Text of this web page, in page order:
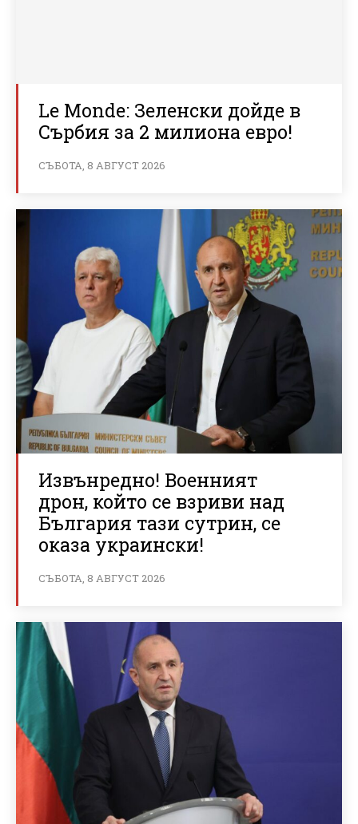
Le Monde: Зеленски дойде в
Сърбия за 2 милиона евро!
СЪБОТА, 8 АВГУСТ 2026
Извънредно! Военният
дрон, който се взриви над
България тази сутрин, се
оказа украински!
СЪБОТА, 8 АВГУСТ 2026